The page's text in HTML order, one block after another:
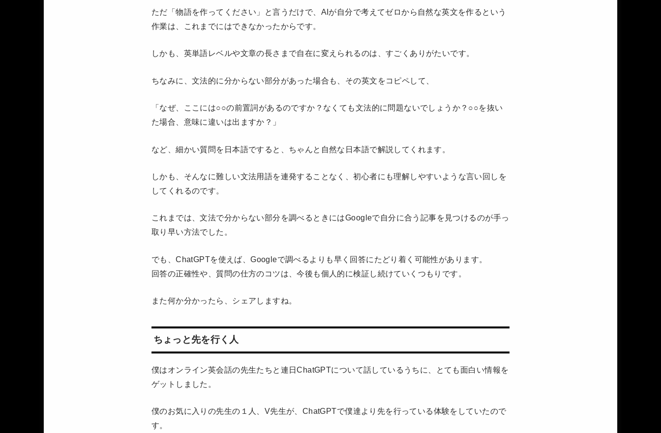
ただ「物語を作ってください」と言うだけで、AIが自分で考えてゼロから自然な英文を作るという
作業は、これまでにはできなかったからです。
しかも、英単語レベルや文章の長さまで自在に変えられるのは、すごくありがたいです。
ちなみに、文法的に分からない部分があった場合も、その英文をコピペして、
「なぜ、ここには○○の前置詞があるのですか？なくても文法的に問題ないでしょうか？○○を抜い
た場合、意味に違いは出ますか？」
など、細かい質問を日本語ですると、ちゃんと自然な日本語で解説してくれます。
しかも、そんなに難しい文法用語を連発することなく、初心者にも理解しやすいような言い回しを
してくれるのです。
これまでは、文法で分からない部分を調べるときにはGoogleで自分に合う記事を見つけるのが手っ
取り早い方法でした。
でも、ChatGPTを使えば、Googleで調べるよりも早く回答にたどり着く可能性があります。
回答の正確性や、質問の仕方のコツは、今後も個人的に検証し続けていくつもりです。
また何か分かったら、シェアしますね。
ちょっと先を行く人
僕はオンライン英会話の先生たちと連日ChatGPTについて話しているうちに、とても面白い情報を
ゲットしました。
僕のお気に入りの先生の１人、V先生が、ChatGPTで僕達より先を行っている体験をしていたので
す。